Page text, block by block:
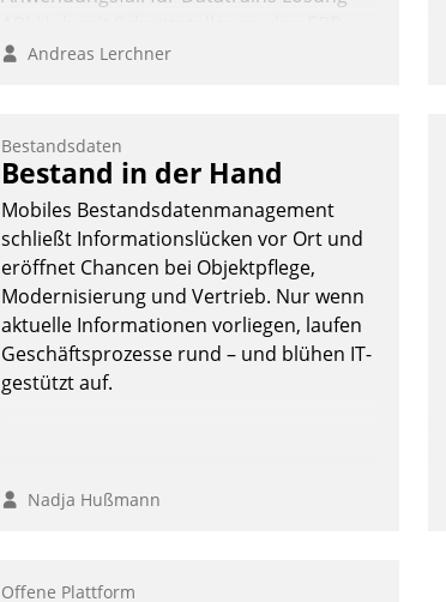
Systemen der Unternehmen.
Andreas Lerchner
Bestandsdaten
Bestand in der Hand
Mobiles Bestandsdatenmanagement
schließt Informationslücken vor Ort und
eröffnet Chancen bei Objektpflege,
Modernisierung und Vertrieb. Nur wenn
aktuelle Informationen vorliegen, laufen
Geschäftsprozesse rund – und blühen IT-
gestützt auf.
Nadja Hußmann
Offene Plattform